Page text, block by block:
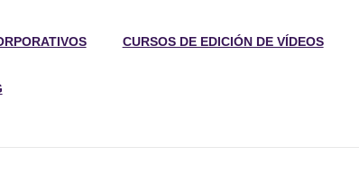
CURSOS DE EDICIÓN DE VÍDEOS